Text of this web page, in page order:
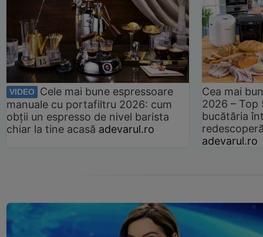
VIDEO
Cele mai bune espressoare
manuale cu portafiltru 2026: cum
obții un espresso de nivel barista
chiar la tine acasă adevarul.ro
Cea mai
2026 –
bucătăria
adevarul.ro